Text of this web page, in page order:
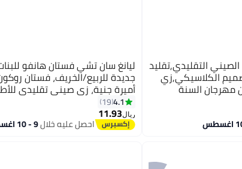
التقليدي,تقليد
الكلاسيكي,زي
مهرجان السنة
ليانغ سان تشي فستان هانفو
جديدة للربيع/الخريف، فستان
أميرة جنية، زي صيني تقليدي
4.1
19
ريال11.93
احصل عليه خلال9 - 10 اغسطس